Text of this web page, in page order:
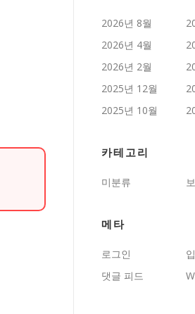
2026년 8월
2026년 4월
2026년 2월
2025년 12월
2025년 10월
카테고리
미분류
메타
로그인
댓글 피드